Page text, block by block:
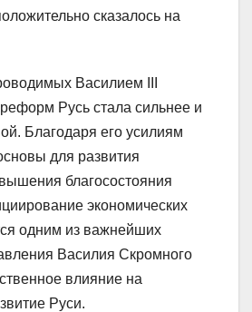
сказалось на
Василием III
Русь стала сильнее и
Благодаря его усилиям
для развития
благосостояния
экономических
одним из важнейших
Василия Скромного
влияние на
Руси.